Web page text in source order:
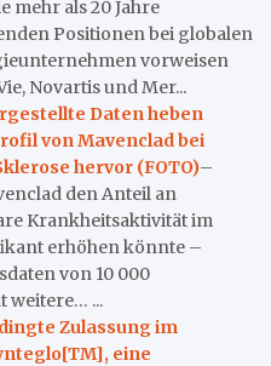
mehr als 20 Jahre
Positionen bei globalen
vorweisen
Novartis und Mer...
Daten heben
von Mavenclad bei
hervor (FOTO)–
den Anteil an
Krankheitsaktivität im
erhöhen könnte –
von 10 000
weitere… ...
Zulassung im
eine